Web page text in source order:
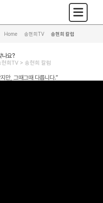
Home 송현희TV 송현희 칼럼
나요?
현희TV >송현희 칼럼
만, 그때그때 다릅니다.”